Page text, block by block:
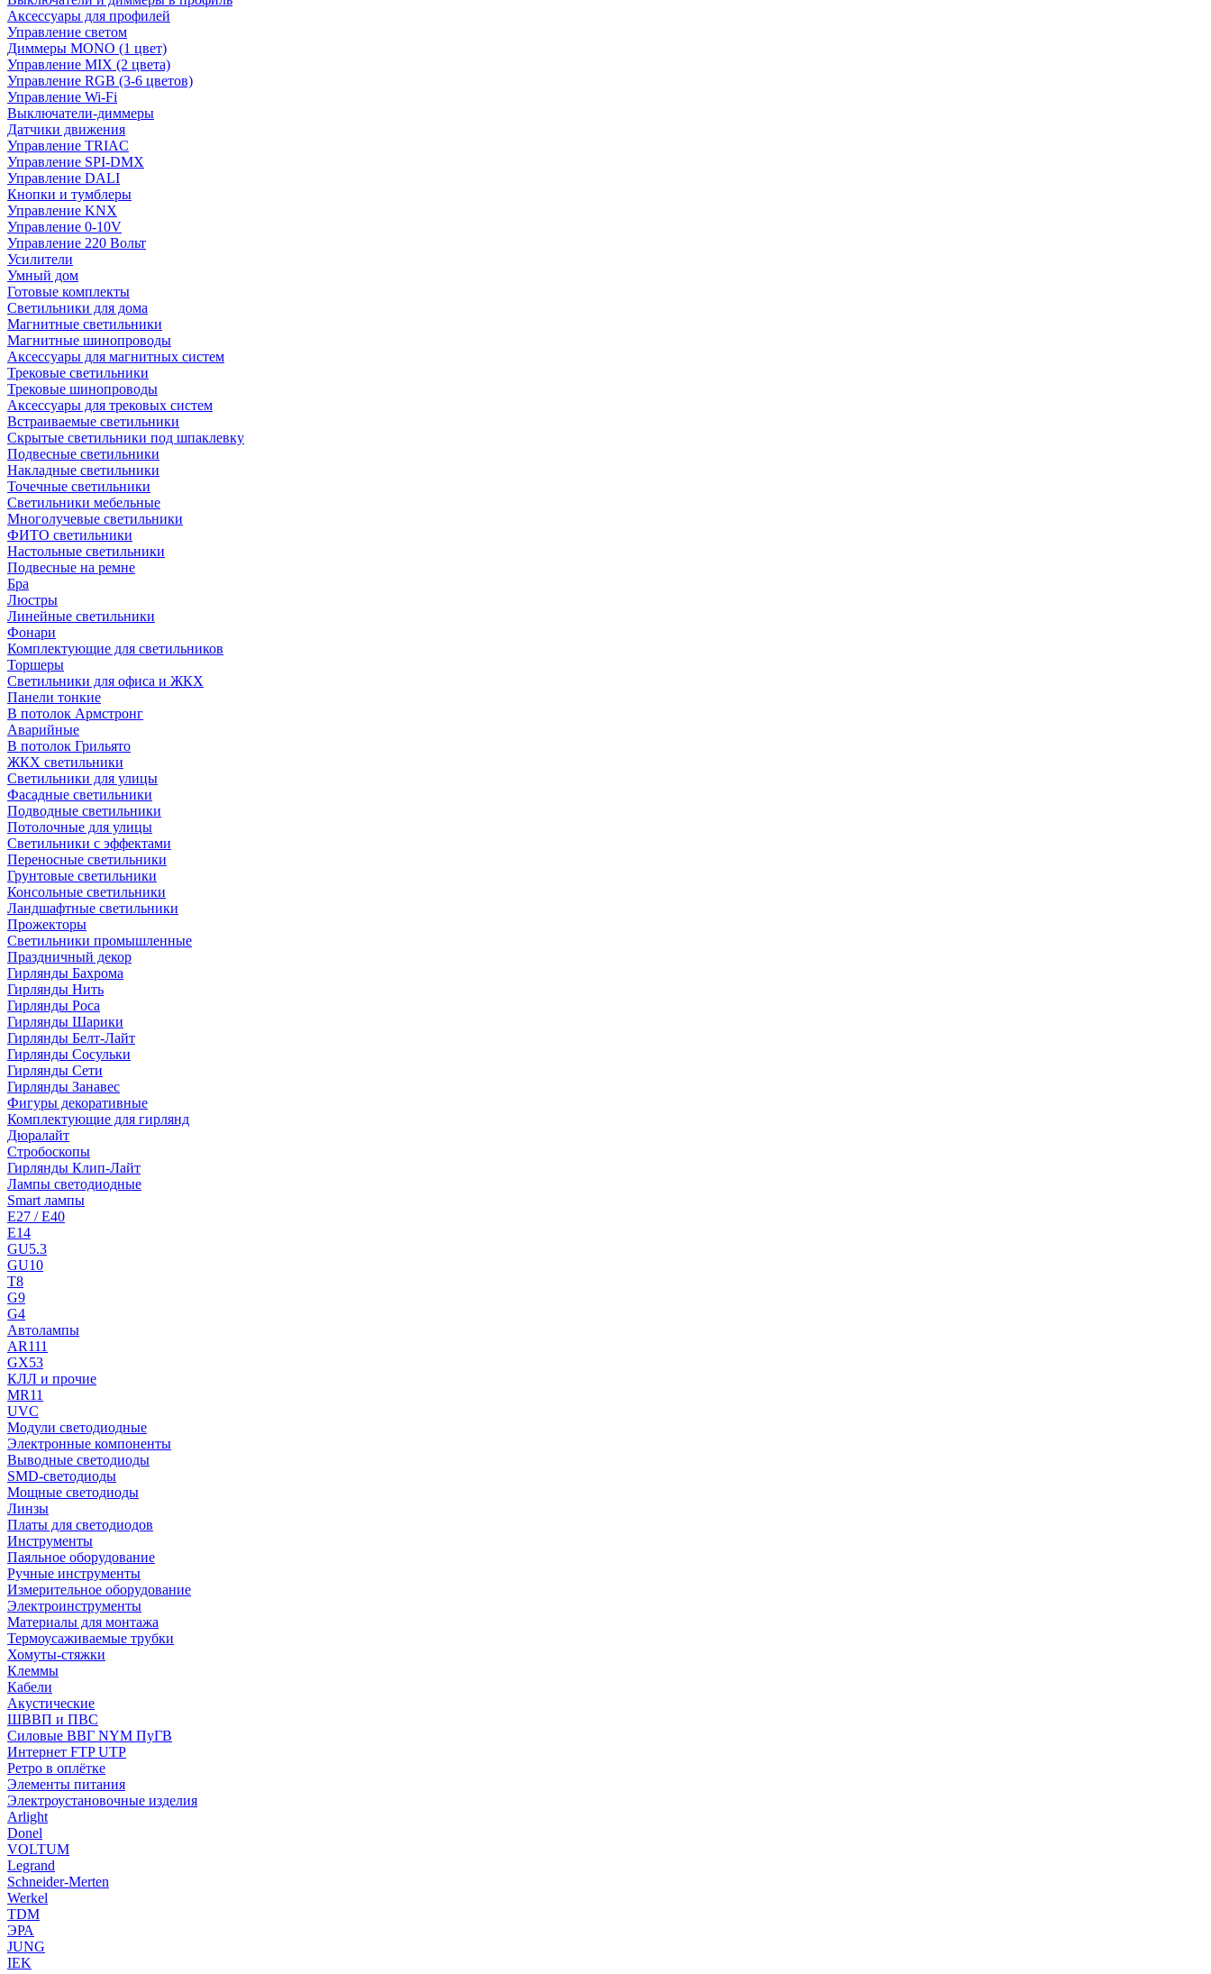
Аксессуары для профилей
Управление светом
Диммеры MONO (1 цвет)
Управление MIX (2 цвета)
Управление RGB (3-6 цветов)
Управление Wi-Fi
Выключатели-диммеры
Датчики движения
Управление TRIAC
Управление SPI-DMX
Управление DALI
Кнопки и тумблеры
Управление KNX
Управление 0-10V
Управление 220 Вольт
Усилители
Умный дом
Готовые комплекты
Светильники для дома
Магнитные светильники
Магнитные шинопроводы
Аксессуары для магнитных систем
Трековые светильники
Трековые шинопроводы
Аксессуары для трековых систем
Встраиваемые светильники
Скрытые светильники под шпаклевку
Подвесные светильники
Накладные светильники
Точечные светильники
Светильники мебельные
Многолучевые светильники
ФИТО светильники
Настольные светильники
Подвесные на ремне
Бра
Люстры
Линейные светильники
Фонари
Комплектующие для светильников
Торшеры
Светильники для офиса и ЖКХ
Панели тонкие
В потолок Армстронг
Аварийные
В потолок Грильято
ЖКХ светильники
Светильники для улицы
Фасадные светильники
Подводные светильники
Потолочные для улицы
Светильники с эффектами
Переносные светильники
Грунтовые светильники
Консольные светильники
Ландшафтные светильники
Прожекторы
Светильники промышленные
Праздничный декор
Гирлянды Бахрома
Гирлянды Нить
Гирлянды Роса
Гирлянды Шарики
Гирлянды Белт-Лайт
Гирлянды Сосульки
Гирлянды Сети
Гирлянды Занавес
Фигуры декоративные
Комплектующие для гирлянд
Дюралайт
Стробоскопы
Гирлянды Клип-Лайт
Лампы светодиодные
Smart лампы
E27 / E40
E14
GU5.3
GU10
T8
G9
G4
Автолампы
AR111
GX53
КЛЛ и прочие
MR11
UVC
Модули светодиодные
Электронные компоненты
Выводные светодиоды
SMD-светодиоды
Мощные светодиоды
Линзы
Платы для светодиодов
Инструменты
Паяльное оборудование
Ручные инструменты
Измерительное оборудование
Электроинструменты
Материалы для монтажа
Термоусаживаемые трубки
Хомуты-стяжки
Клеммы
Кабели
Акустические
ШВВП и ПВС
Силовые ВВГ NYM ПуГВ
Интернет FTP UTP
Ретро в оплётке
Элементы питания
Электроустановочные изделия
Arlight
Donel
VOLTUM
Legrand
Schneider-Merten
Werkel
TDM
ЭРА
JUNG
IEK